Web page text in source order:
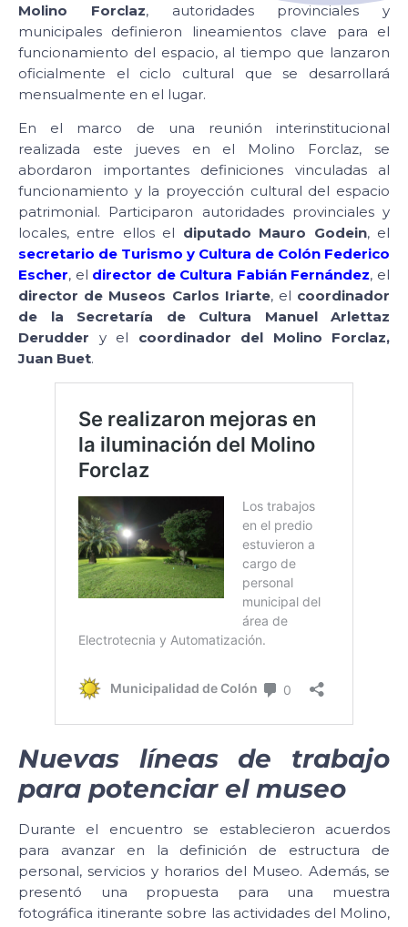
Molino Forclaz, autoridades provinciales y
municipales definieron lineamientos clave para el
funcionamiento del espacio, al tiempo que lanzaron
oficialmente el ciclo cultural que se desarrollará
mensualmente en el lugar.
En el marco de una reunión interinstitucional
realizada este jueves en el Molino Forclaz, se
abordaron importantes definiciones vinculadas al
funcionamiento y la proyección cultural del espacio
patrimonial. Participaron autoridades provinciales y
locales, entre ellos el diputado Mauro Godein, el
secretario de Turismo y Cultura de Colón Federico
Escher, el director de Cultura Fabián Fernández, el
director de Museos Carlos Iriarte, el coordinador
de la Secretaría de Cultura Manuel Arlettaz
Derudder y el coordinador del Molino Forclaz,
Juan Buet.
Nuevas líneas de trabajo
para potenciar el museo
Durante el encuentro se establecieron acuerdos
para avanzar en la definición de estructura de
personal, servicios y horarios del Museo. Además, se
presentó una propuesta para una muestra
fotográfica itinerante sobre las actividades del Molino,